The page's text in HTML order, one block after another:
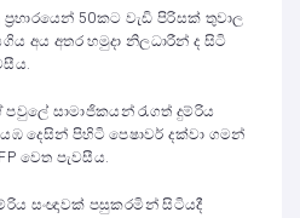
50කට වැඩි පිරිසක් තුවාල
අය අතර හමුදා නිලධාරීන් ද සිටි
සාමාජිකයන් රැගත් දුම්රිය
දෙසින් පිහිටි පෙෂාවර් දක්වා ගමන්
වෙත පැවසීය.
සංඥාවක් පසුකරමින් සිටියදී